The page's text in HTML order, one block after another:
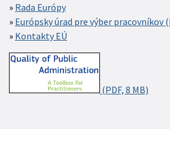
Rada Európy
Európsky úrad pre výber pracovníkov
Kontakty EÚ
(PDF, 8 MB)